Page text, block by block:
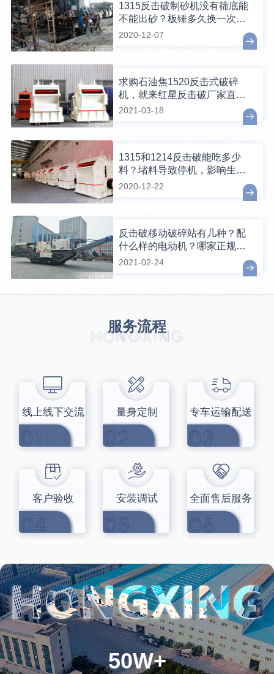
1315反击破制砂机没有筛底能
不能出砂？板锤多久换一次？
怎么安装？
2020-12-07
求购石油焦1520反击式破碎
机，就来红星反击破厂家直销
中心
2021-03-18
1315和1214反击破能吃多少
料？堵料导致停机，影响生产
怎么办？
2020-12-22
反击破移动破碎站有几种？配
什么样的电动机？哪家正规、
便宜？
2021-02-24
服务流程
线上线下交流 量身定制 专车运输配送
客户验收 安装调试 全面售后服务
50W+